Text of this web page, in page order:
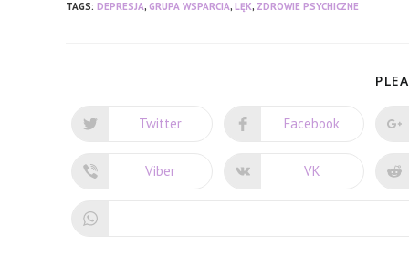
TAGS: DEPRESJA, GRUPA WSPARCIA, LĘK, ZDROWIE PSYCHICZNE
Opens
new
window
Twitter Opens
new
window
Facebook
Opens
Viber Opens
VK